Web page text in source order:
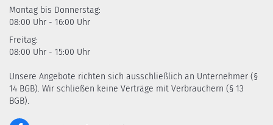
Montag bis Donnerstag:
08:00 Uhr - 16:00 Uhr
Freitag:
08:00 Uhr - 15:00 Uhr
Unsere Angebote richten sich ausschließlich an Unternehmer (§
14 BGB). Wir schließen keine Verträge mit Verbrauchern (§ 13
BGB).